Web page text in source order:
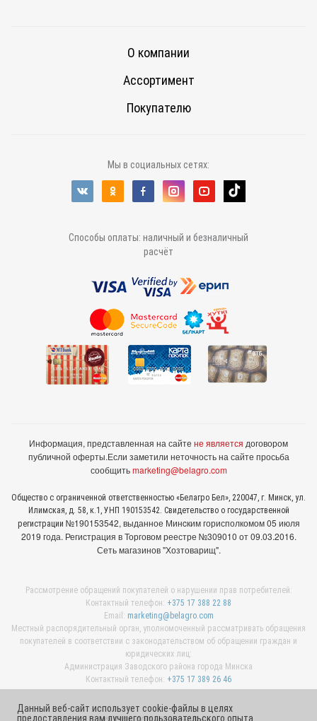
О компании
Ассортимент
Покупателю
Мы в социальных сетях:
Способы оплаты: наличный и безналичный
расчёт
Информация, представленная на сайте не является договором
публичной оферты.Если заметили неточность на сайте просьба
сообщитьmarketing@belagro.com
Общество с ограниченной ответственностью «Белагро Бел», 220047, г. Минск, ул.
Илимская, д. 58, к.1, УНП 190153542. Свидетельство о государственной
регистрации №190153542, выданное Минcким горисполкомом 05 июля
2019 года. Регистрация в Торговом реестре №309010 от 09.03.2016.
Сеть магазинов "Хозтоварищ".
Рассмотрение обращений покупателей о нарушении прав потребителей:
Контактный телефон: +375 17 388 22 88
Email: marketing@belagro.com
Местный распорядительный орган, уполномоченный рассматривать обращения
покупателей в соответствии с законодательством об обращении граждан и
юридических лиц:
Администрация Заводского района города Минска
Контактный телефон: +375 17 389 26 46
Данный веб-сайт использует cookie-файлы в целях
предоставления вам лучшего пользовательского опыта